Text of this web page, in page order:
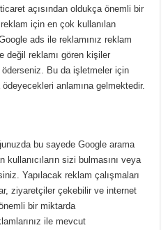
açısından oldukça önemli bir
için en çok kullanılan
ads ile reklamınız reklam
değil reklamı gören kişiler
öderseniz. Bu da işletmeler için
anlamına gelmektedir.
bu sayede Google arama
kullanıcıların sizi bulmasını veya
Yapılacak reklam çalışmaları
ziyaretçiler çekebilir ve internet
bir miktarda
ile mevcut